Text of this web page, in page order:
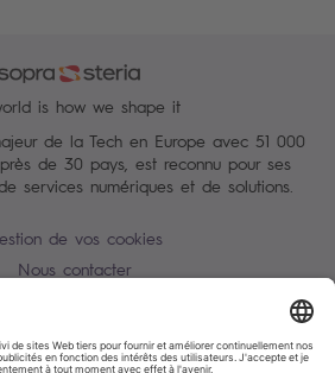
is how we shape it
de la Tech en Europe avec 51 000
de 30 pays, est reconnu pour ses
services numériques et de solutions.
de vos cookies
Nous contacter
/ usurpation d'identité